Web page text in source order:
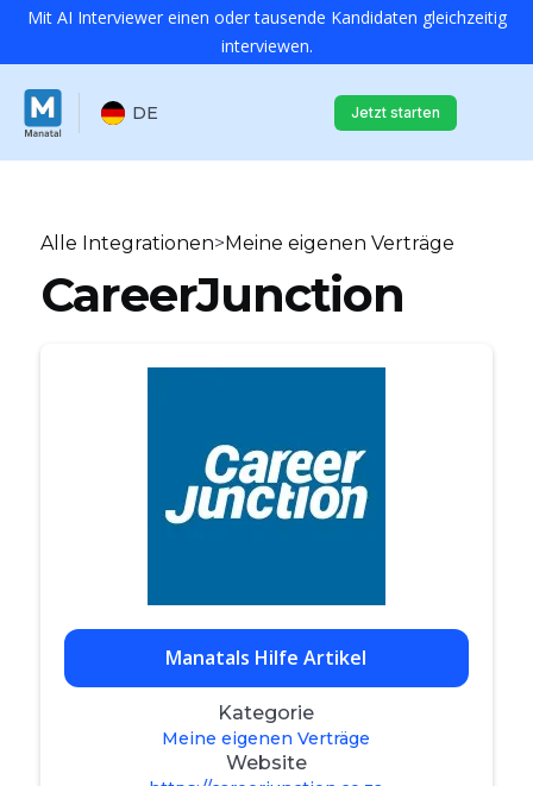
Mit AI Interviewer einen oder tausende Kandidaten gleichzeitig
interviewen.
DE Jetzt starten
Alle Integrationen>Meine eigenen Verträge
CareerJunction
Manatals Hilfe Artikel
Kategorie
Meine eigenen Verträge
Website